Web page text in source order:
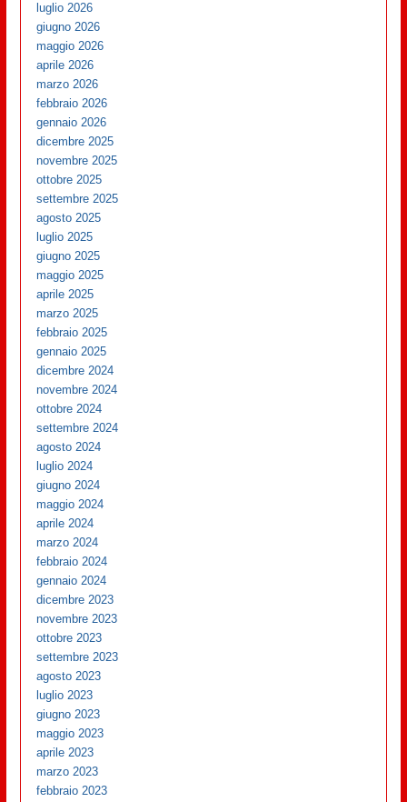
luglio 2026
giugno 2026
maggio 2026
aprile 2026
marzo 2026
febbraio 2026
gennaio 2026
dicembre 2025
novembre 2025
ottobre 2025
settembre 2025
agosto 2025
luglio 2025
giugno 2025
maggio 2025
aprile 2025
marzo 2025
febbraio 2025
gennaio 2025
dicembre 2024
novembre 2024
ottobre 2024
settembre 2024
agosto 2024
luglio 2024
giugno 2024
maggio 2024
aprile 2024
marzo 2024
febbraio 2024
gennaio 2024
dicembre 2023
novembre 2023
ottobre 2023
settembre 2023
agosto 2023
luglio 2023
giugno 2023
maggio 2023
aprile 2023
marzo 2023
febbraio 2023